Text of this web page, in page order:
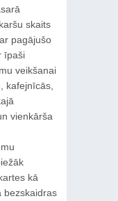
skaits
pagājušo
īpaši
veikšanai
kafejnīcās,
vienkārša
kā
bezskaidras